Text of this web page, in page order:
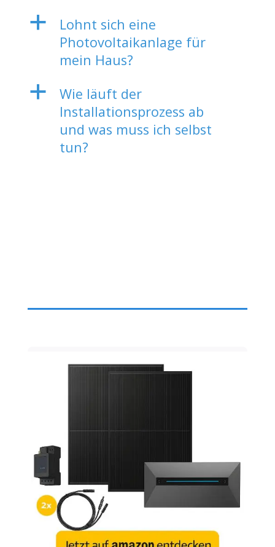
a
Lohnt sich eine
Photovoltaikanlage für
mein Haus?
a
Wie läuft der
Installationsprozess ab
und was muss ich selbst
tun?